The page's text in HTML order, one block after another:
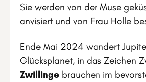
Sie werden von der Muse
anvisiert und von Frau Holle
Ende Mai 2024 wandert
Glücksplanet, in das Zeichen
Zwillinge brauchen im